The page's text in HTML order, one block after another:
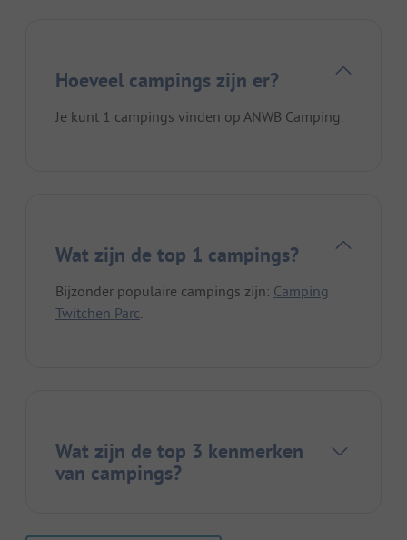
Hoeveel campings zijn er?
Je kunt 1 campings vinden op ANWB Camping.
Wat zijn de top 1 campings?
Bijzonder populaire campings zijn: Camping
Twitchen Parc
Wat zijn de top 3 kenmerken
van campings?